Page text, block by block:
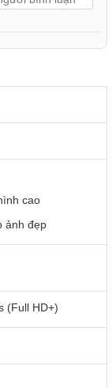
nhòe. Máy còn
panorama, quay
cao
ảnh đẹp
(Full HD+)